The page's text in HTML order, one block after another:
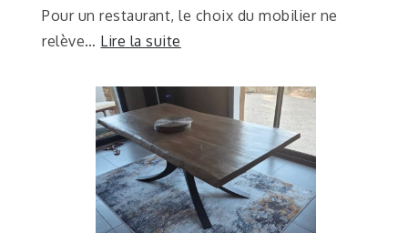
Pour un restaurant, le choix du mobilier ne
relève… Lire la suite